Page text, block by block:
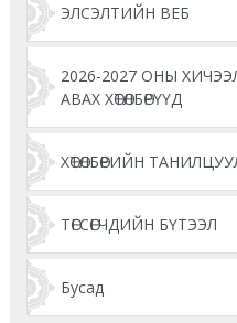
ЭЛСЭЛТИЙН ВЕБ
2026-2027 ОНЫ
АВАХ ХӨТӨЛБӨРҮҮД
ХӨТӨЛБӨРИЙН
ТӨГСӨГЧДИЙН БҮТЭЭЛ
Бусад